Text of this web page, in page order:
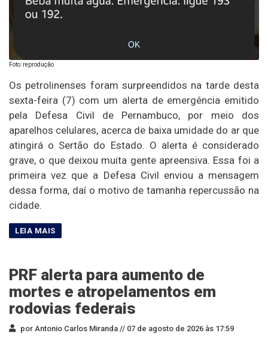
Foto: reprodução
Os petrolinenses foram surpreendidos na tarde desta
sexta-feira (7) com um alerta de emergência emitido
pela Defesa Civil de Pernambuco, por meio dos
aparelhos celulares, acerca de baixa umidade do ar que
atingirá o Sertão do Estado. O alerta é considerado
grave, o que deixou muita gente apreensiva. Essa foi a
primeira vez que a Defesa Civil enviou a mensagem
dessa forma, daí o motivo de tamanha repercussão na
cidade.
PRF alerta para aumento de
mortes e atropelamentos em
rodovias federais
por Antonio Carlos Miranda // 07 de agosto de 2026 às 17:59